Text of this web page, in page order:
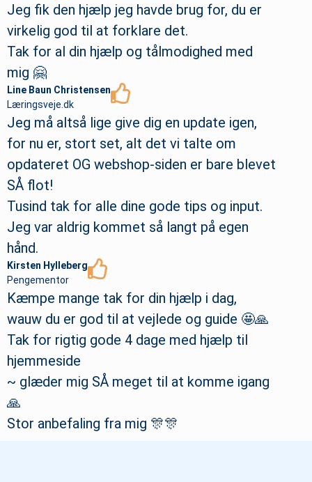
Jeg fik den hjælp jeg havde brug for, du er
virkelig god til at forklare det.
Tak for al din hjælp og tålmodighed med
mig 🤗
Line Baun Christensen
Læringsveje.dk
Jeg må altså lige give dig en update igen,
for nu er, stort set, alt det vi talte om
opdateret OG webshop-siden er bare blevet
SÅ flot!
Tusind tak for alle dine gode tips og input.
Jeg var aldrig kommet så langt på egen
hånd.
Kirsten Hylleberg
Pengementor
Kæmpe mange tak for din hjælp i dag,
wauw du er god til at vejlede og guide 🤩🙏
Tak for rigtig gode 4 dage med hjælp til
hjemmeside
~ glæder mig SÅ meget til at komme igang
🙏
Stor anbefaling fra mig 🎊🎊